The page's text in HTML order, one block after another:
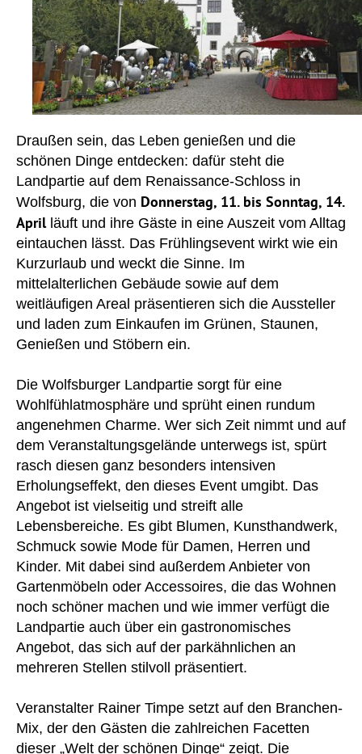
Draußen sein, das Leben genießen und die
schönen Dinge entdecken: dafür steht die
Landpartie auf dem Renaissance-Schloss in
Wolfsburg, die von Donnerstag, 11. bis Sonntag, 14.
Aprilläuft und ihre Gäste in eine Auszeit vom Alltag
eintauchen lässt. Das Frühlingsevent wirkt wie ein
Kurzurlaub und weckt die Sinne. Im
mittelalterlichen Gebäude sowie auf dem
weitläufigen Areal präsentieren sich die Aussteller
und laden zum Einkaufen im Grünen, Staunen,
Genießen und Stöbern ein.
Die Wolfsburger Landpartie sorgt für eine
Wohlfühlatmosphäre und sprüht einen rundum
angenehmen Charme. Wer sich Zeit nimmt und auf
dem Veranstaltungsgelände unterwegs ist, spürt
rasch diesen ganz besonders intensiven
Erholungseffekt, den dieses Event umgibt. Das
Angebot ist vielseitig und streift alle
Lebensbereiche. Es gibt Blumen, Kunsthandwerk,
Schmuck sowie Mode für Damen, Herren und
Kinder. Mit dabei sind außerdem Anbieter von
Gartenmöbeln oder Accessoires, die das Wohnen
noch schöner machen und wie immer verfügt die
Landpartie auch über ein gastronomisches
Angebot, das sich auf der parkähnlichen an
mehreren Stellen stilvoll präsentiert.
Veranstalter Rainer Timpe setzt auf den Branchen-
Mix, der den Gästen die zahlreichen Facetten
dieser „Welt der schönen Dinge“ zeigt. Die